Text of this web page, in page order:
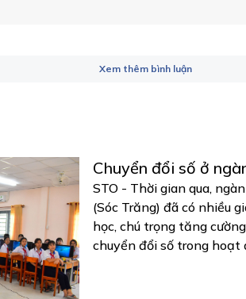
Xem thêm bình luận
Chuyển đổi số ở
STO - Thời gian qua,
(Sóc Trăng) đã có nhiều
học, chú trọng tăng
chuyển đổi số trong hoạt